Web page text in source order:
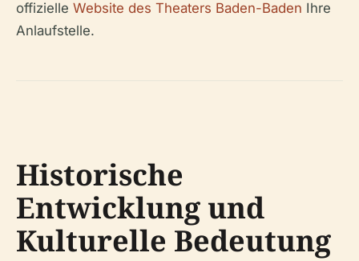
offizielle Website des Theaters Baden-Baden Ihre
Anlaufstelle.
Historische
Entwicklung und
Kulturelle Bedeutung